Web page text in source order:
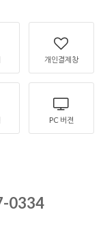
개인결제창
PC 버젼
0334